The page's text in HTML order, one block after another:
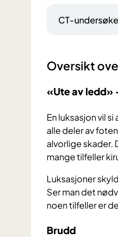
CT-
Oversikt
«Ute av ledd»
En luksasjon vil
alle deler av
alvorlige skader.
mange tilfeller
Luksasjoner
Ser man det
noen tilfeller er
Brudd